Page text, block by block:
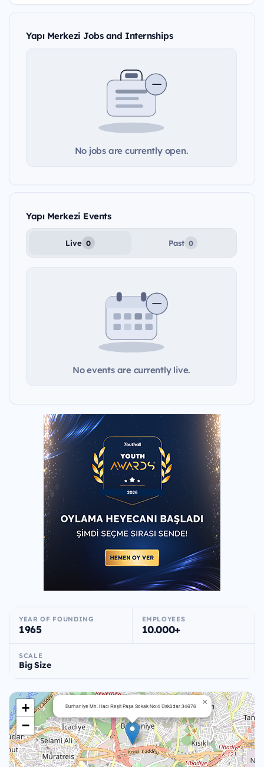
Yapı Merkezi Jobs and Internships
No jobs are currently open.
Yapı Merkezi Events
Live 0 Past 0
No events are currently live.
YEAR OF FOUNDING
1965
EMPLOYEES
10.000+
SCALE
Big Size
Burhaniye Mh. Hacı Reşit Paşa Sokak No:4 Üsküdar 34676 ×
+
−